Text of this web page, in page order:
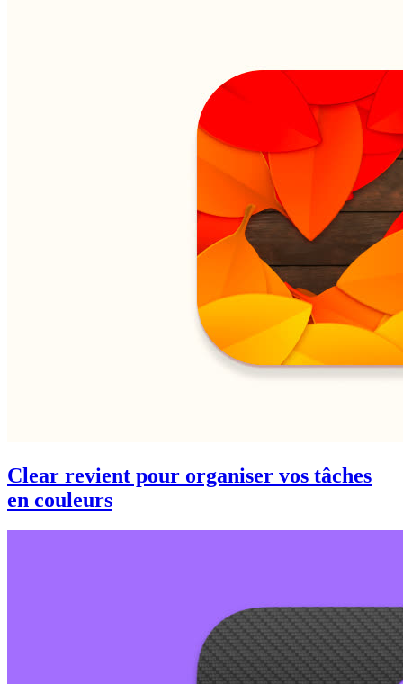
Clear revient pour organiser vos tâches
en couleurs